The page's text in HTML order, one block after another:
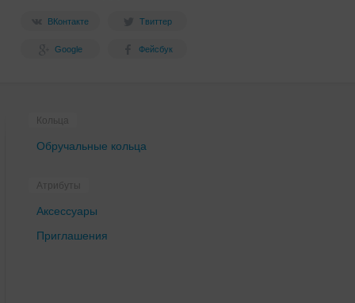
ВКонтакте Твиттер
Google Фейсбук
Кольца
Обручальные кольца
Атрибуты
Аксессуары
Приглашения